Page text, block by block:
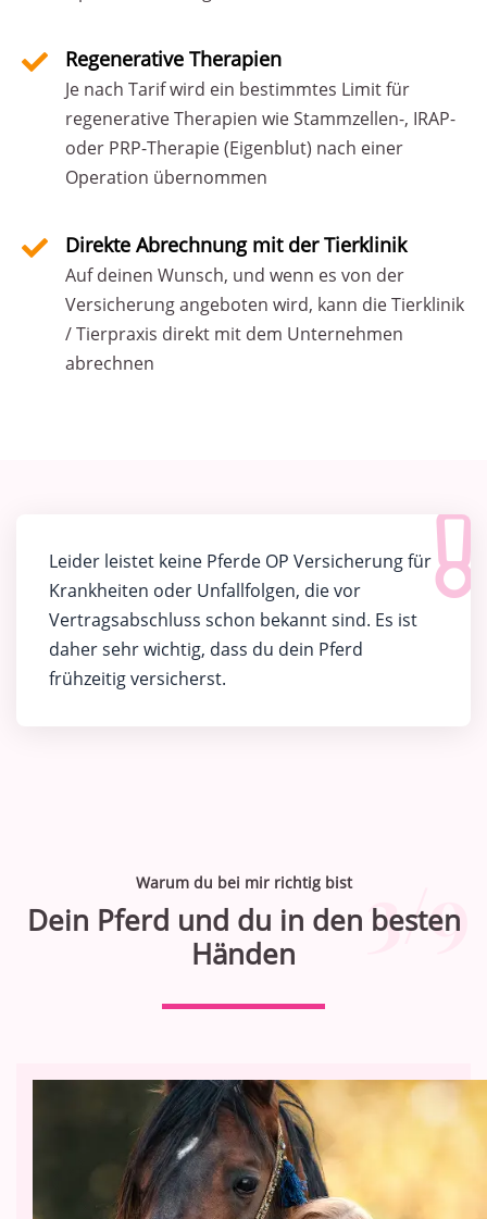
Regenerative Therapien
Je nach Tarif wird ein bestimmtes Limit für
regenerative Therapien wie Stammzellen-, IRAP-
oder PRP-Therapie (Eigenblut) nach einer
Operation übernommen
Direkte Abrechnung mit der Tierklinik
Auf deinen Wunsch, und wenn es von der
Versicherung angeboten wird, kann die Tierklinik
/ Tierpraxis direkt mit dem Unternehmen
abrechnen
Leider leistet keine Pferde OP Versicherung für
Krankheiten oder Unfallfolgen, die vor
Vertragsabschluss schon bekannt sind. Es ist
daher sehr wichtig, dass du dein Pferd
frühzeitig versicherst.
3/9
Warum du bei mir richtig bist
Dein Pferd und du in den besten
Händen